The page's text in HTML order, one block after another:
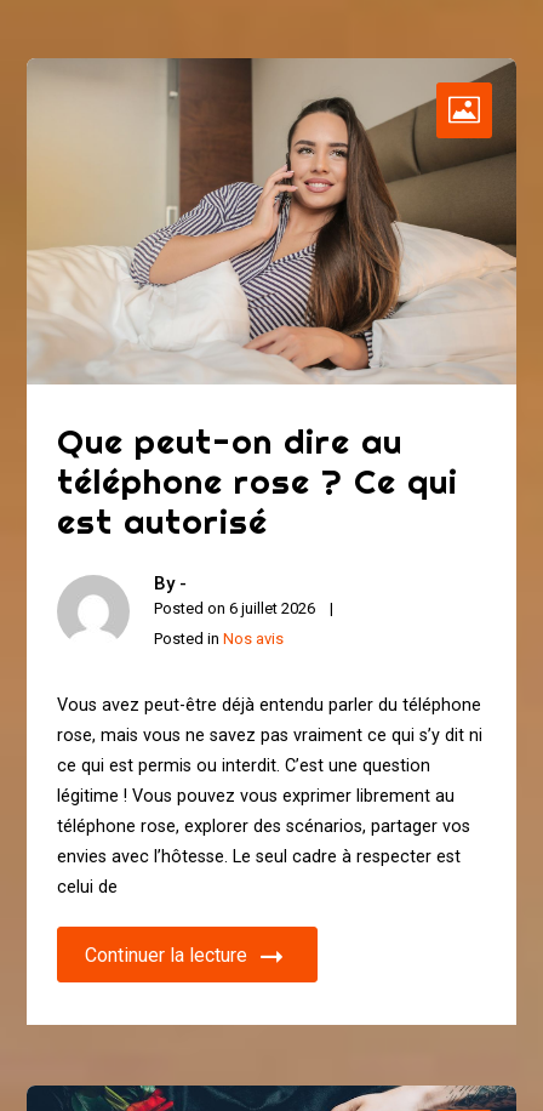
Que peut-on dire au
téléphone rose ? Ce qui
est autorisé
By -
Posted on6 juillet 2026
Posted inNos avis
Vous avez peut-être déjà entendu parler du téléphone
rose, mais vous ne savez pas vraiment ce qui s’y dit ni
ce qui est permis ou interdit. C’est une question
légitime ! Vous pouvez vous exprimer librement au
téléphone rose, explorer des scénarios, partager vos
envies avec l’hôtesse. Le seul cadre à respecter est
celui de
Continuer la lecture